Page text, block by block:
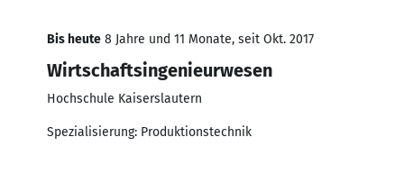
Bis heute 8 Jahre und 11 Monate, seit Okt. 2017
Wirtschaftsingenieurwesen
Hochschule Kaiserslautern
Spezialisierung: Produktionstechnik